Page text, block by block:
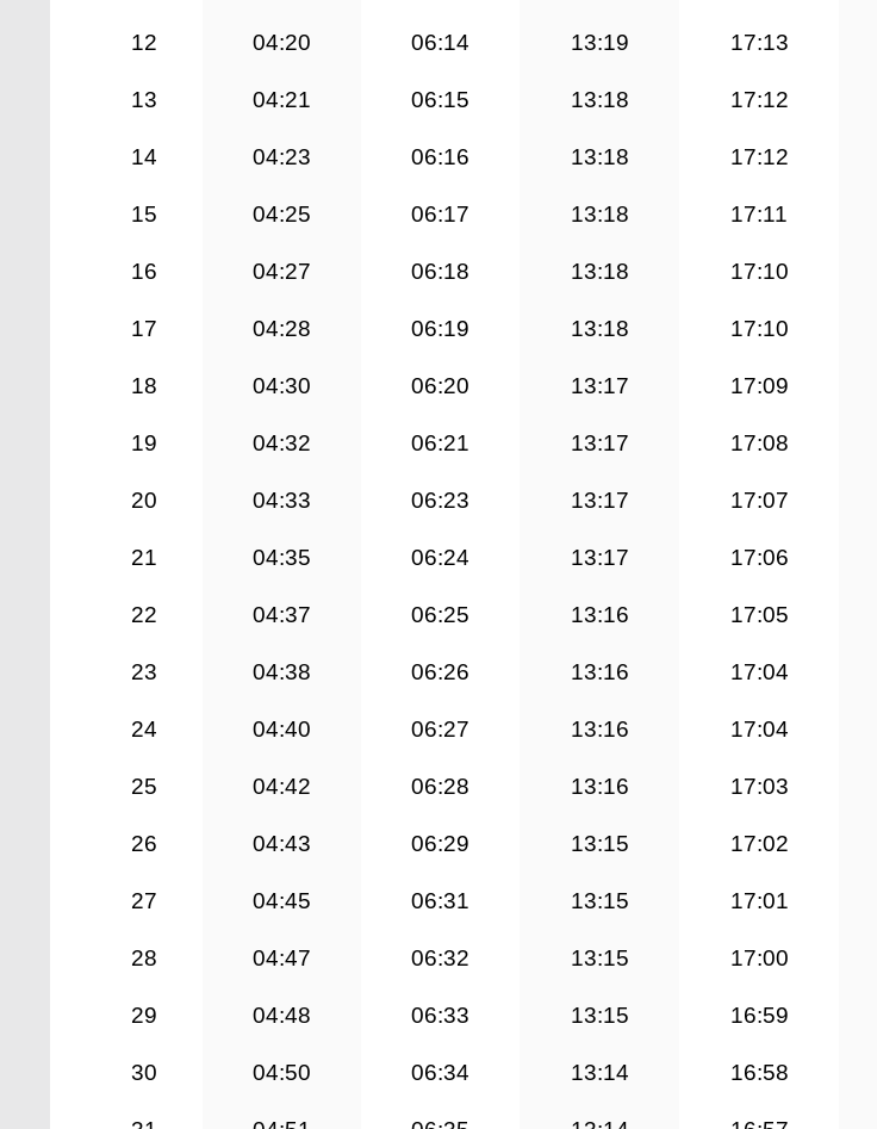
12 04:20 06:14 13:19 17:13
13 04:21 06:15 13:18 17:12
14 04:23 06:16 13:18 17:12
15 04:25 06:17 13:18 17:11
16 04:27 06:18 13:18 17:10
17 04:28 06:19 13:18 17:10
18 04:30 06:20 13:17 17:09
19 04:32 06:21 13:17 17:08
20 04:33 06:23 13:17 17:07
21 04:35 06:24 13:17 17:06
22 04:37 06:25 13:16 17:05
23 04:38 06:26 13:16 17:04
24 04:40 06:27 13:16 17:04
25 04:42 06:28 13:16 17:03
26 04:43 06:29 13:15 17:02
27 04:45 06:31 13:15 17:01
28 04:47 06:32 13:15 17:00
29 04:48 06:33 13:15 16:59
30 04:50 06:34 13:14 16:58